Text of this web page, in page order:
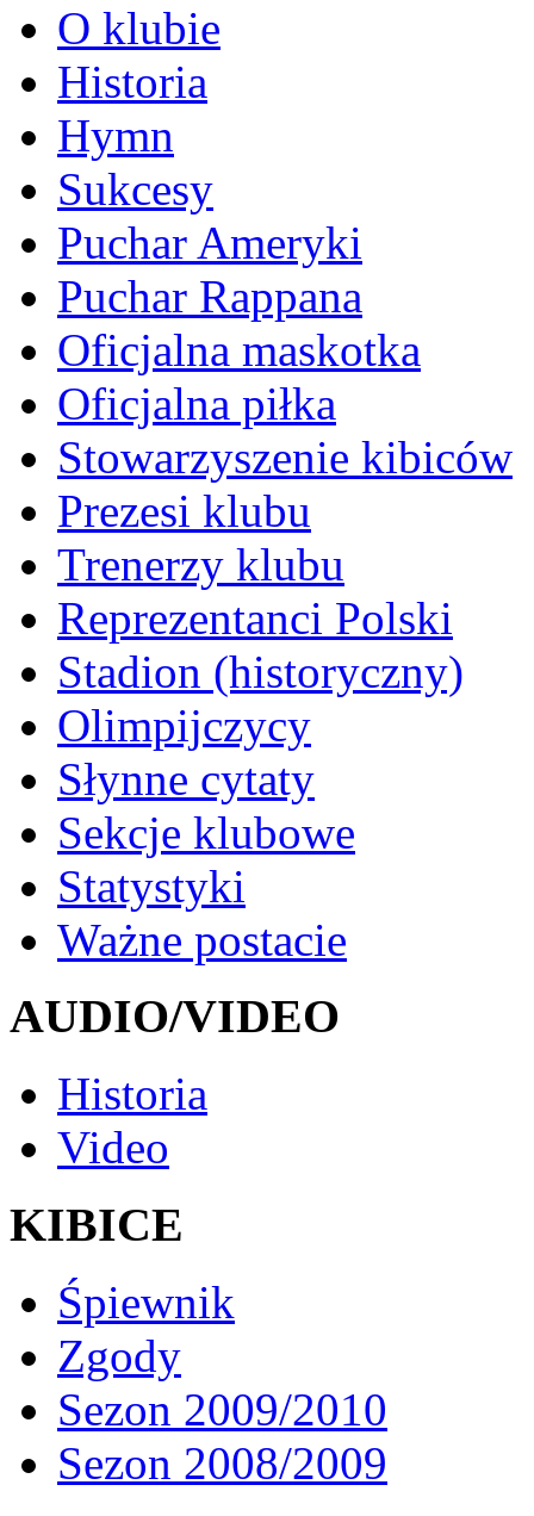
O klubie
Historia
Hymn
Sukcesy
Puchar Ameryki
Puchar Rappana
Oficjalna maskotka
Oficjalna piłka
Stowarzyszenie kibiców
Prezesi klubu
Trenerzy klubu
Reprezentanci Polski
Stadion (historyczny)
Olimpijczycy
Słynne cytaty
Sekcje klubowe
Statystyki
Ważne postacie
AUDIO/VIDEO
Historia
Video
KIBICE
Śpiewnik
Zgody
Sezon 2009/2010
Sezon 2008/2009